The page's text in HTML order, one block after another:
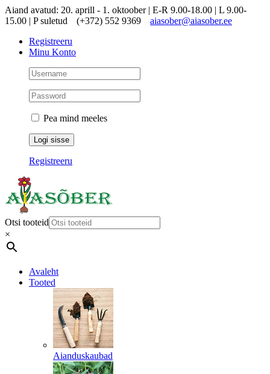
Skip
to
Aiand avatud: 20. aprill - 1. oktoober | E-R 9.00-18.00 | L 9.00-
15.00 | P suletud
(+372) 552 9369
aiasober@aiasober.ee
Registreeru
Minu Konto
Pea mind meeles
Registreeru
Otsi tooteid
×
Avaleht
Tooted
Aianduskaubad